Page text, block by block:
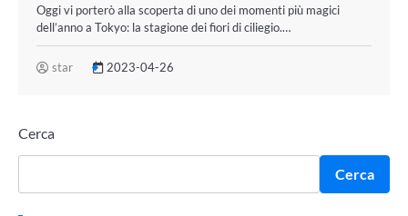
Oggi vi porterò alla scoperta di uno dei momenti più magici
dell’anno a Tokyo: la stagione dei fiori di ciliegio.…
star 2023-04-26
Cerca
Cerca